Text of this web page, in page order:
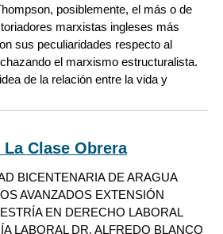
posiblemente, el más o de
marxistas ingleses más
sus peculiaridades respecto al
el marxismo estructuralista.
de la relación entre la vida y
Clase Obrera
BICENTENARIA DE ARAGUA
AVANZADOS EXTENSIÓN
EN DERECHO LABORAL
LABORAL DR. ALFREDO BLANCO